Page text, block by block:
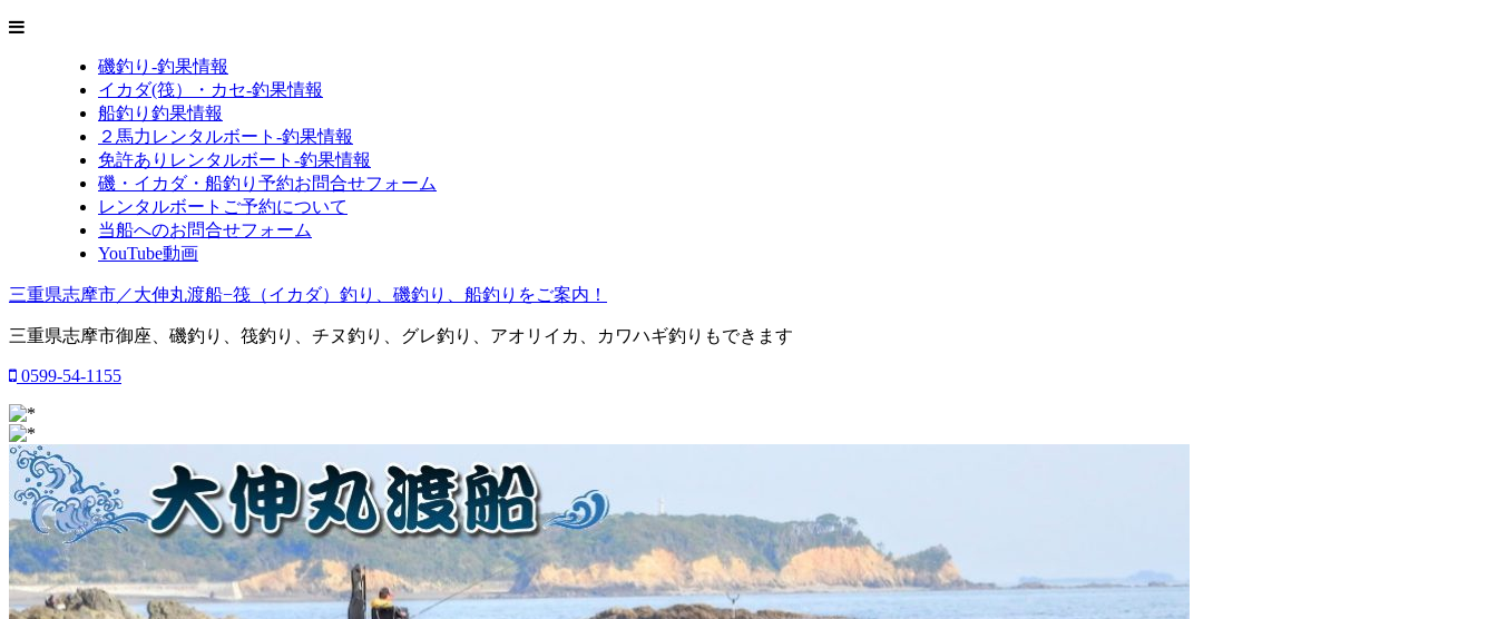
磯釣り-釣果情報
イカダ(筏）・カセ-釣果情報
船釣り釣果情報
２馬力レンタルボート-釣果情報
免許ありレンタルボート-釣果情報
磯・イカダ・船釣り予約お問合せフォーム
レンタルボートご予約について
当船へのお問合せフォーム
YouTube動画
三重県志摩市／大伸丸渡船−筏（イカダ）釣り、磯釣り、船釣りをご案内！
三重県志摩市御座、磯釣り、筏釣り、チヌ釣り、グレ釣り、アオリイカ、カワハギ釣りもできます
0599-54-1155